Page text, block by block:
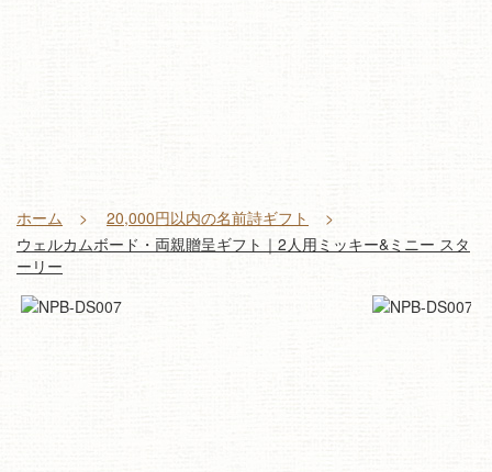
ホーム
20,000円以内の名前詩ギフト
ウェルカムボード・両親贈呈ギフト｜2人用ミッキー&ミニー スタ
ーリー